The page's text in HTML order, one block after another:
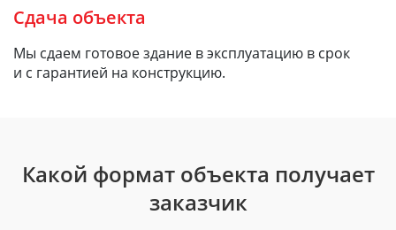
Сдача объекта
Мы сдаем готовое здание в эксплуатацию в срок
и с гарантией на конструкцию.
Какой формат объекта получает
заказчик